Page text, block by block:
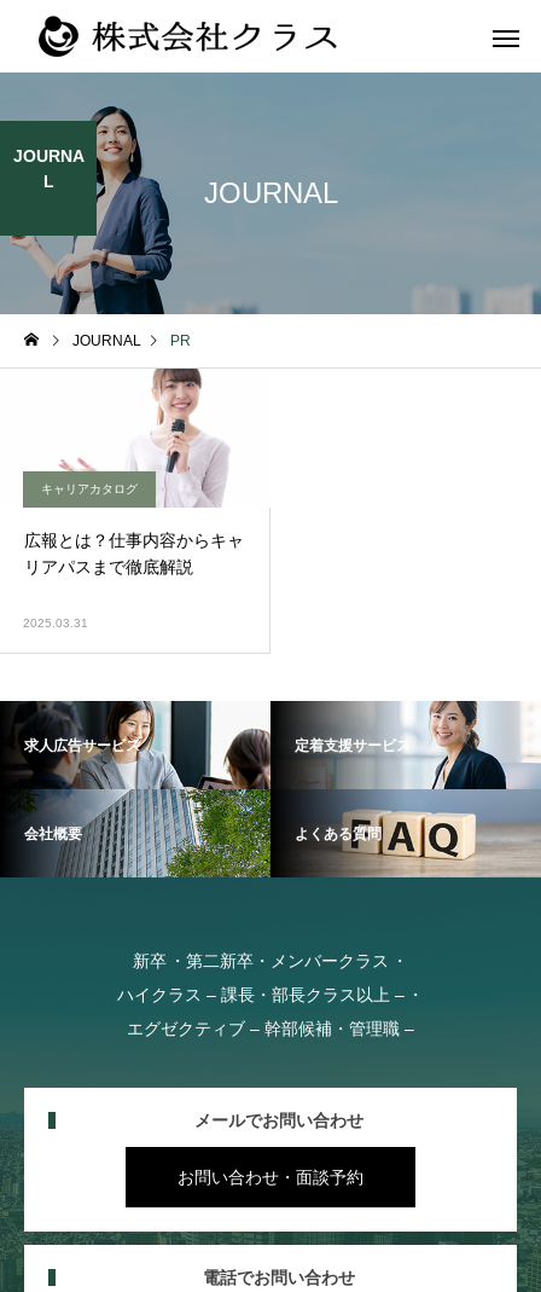
新卒
JOURNAL
JOURNA
L
JOURNAL PR
キャリアカタログ
広報とは？仕事内容からキャ
リアパスまで徹底解説
2025.03.31
求人広告サービス 定着支援サービス
会社概要 よくある質問
新卒
第二新卒・メンバークラス
ハイクラス – 課長・部長クラス以上 –
エグゼクティブ – 幹部候補・管理職 –
メールでお問い合わせ
お問い合わせ・面談予約
電話でお問い合わせ